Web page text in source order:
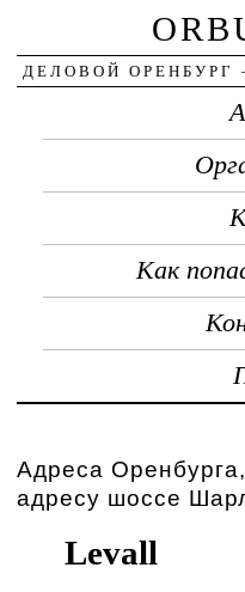
ДЕЛОВОЙ ОРЕНБУРГ
Как
Адреса
адресу шоссе
Levall